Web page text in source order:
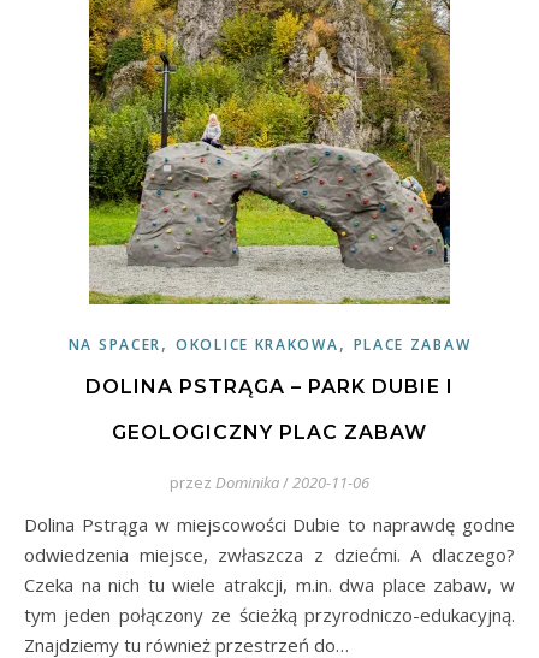
NA SPACER,OKOLICE KRAKOWA, PLACE ZABAW
DOLINA PSTRĄGA – PARK DUBIE I
GEOLOGICZNY PLAC ZABAW
przez Dominika/2020-11-06
Dolina Pstrąga w miejscowości Dubie to naprawdę godne
odwiedzenia miejsce, zwłaszcza z dziećmi. A dlaczego?
Czeka na nich tu wiele atrakcji, m.in. dwa place zabaw, w
tym jeden połączony ze ścieżką przyrodniczo-edukacyjną.
Znajdziemy tu również przestrzeń do…